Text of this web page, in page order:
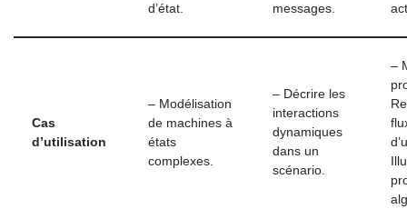
d’état.
messages.
Cas
d’utilisation
– Modélisation
de machines à
états
complexes.
– Décrire les
interactions
dynamiques
dans un
scénario.
–